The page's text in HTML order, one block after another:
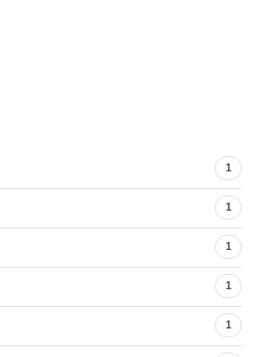
1
1
1
1
1